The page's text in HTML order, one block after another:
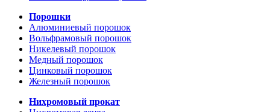
Порошки
Алюминиевый порошок
Вольфрамовый порошок
Никелевый порошок
Медный порошок
Цинковый порошок
Железный порошок
Нихромовый прокат